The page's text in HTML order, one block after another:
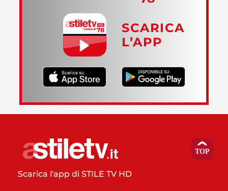
SCARICA
L’APP
Scarica l'app di STILE TV HD